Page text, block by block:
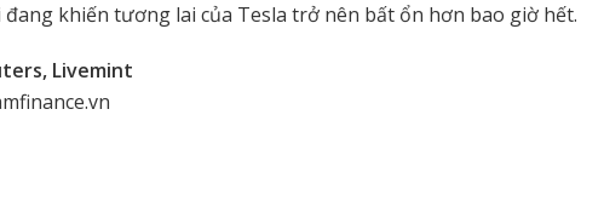
đang khiến tương lai của Tesla trở nên bất ổn hơn bao giờ hết.
Livemint